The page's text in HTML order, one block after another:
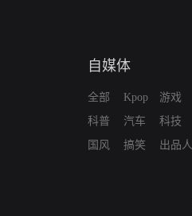
自媒体
全部
科普
国风
Kpop
汽车
搞笑
游戏
科技
出品人